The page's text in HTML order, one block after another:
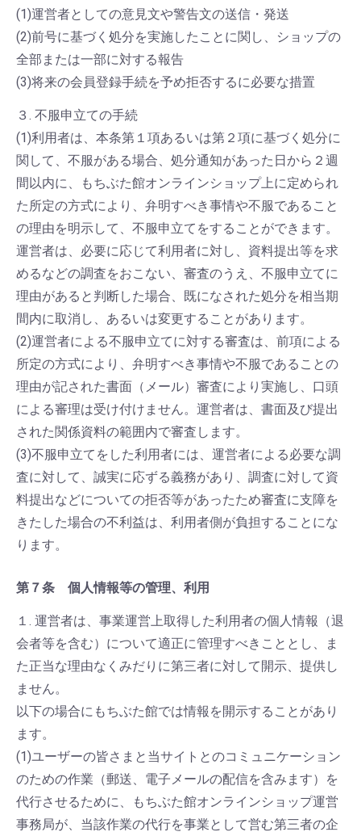
(1)運営者としての意見文や警告文の送信・発送
(2)前号に基づく処分を実施したことに関し、ショップの
全部または一部に対する報告
(3)将来の会員登録手続を予め拒否するに必要な措置
３. 不服申立ての手続
(1)利用者は、本条第１項あるいは第２項に基づく処分に
関して、不服がある場合、処分通知があった日から２週
間以内に、もちぶた館オンラインショップ上に定められ
た所定の方式により、弁明すべき事情や不服であること
の理由を明示して、不服申立てをすることができます。
運営者は、必要に応じて利用者に対し、資料提出等を求
めるなどの調査をおこない、審査のうえ、不服申立てに
理由があると判断した場合、既になされた処分を相当期
間内に取消し、あるいは変更することがあります。
(2)運営者による不服申立てに対する審査は、前項による
所定の方式により、弁明すべき事情や不服であることの
理由が記された書面（メール）審査により実施し、口頭
による審理は受け付けません。運営者は、書面及び提出
された関係資料の範囲内で審査します。
(3)不服申立てをした利用者には、運営者による必要な調
査に対して、誠実に応ずる義務があり、調査に対して資
料提出などについての拒否等があったため審査に支障を
きたした場合の不利益は、利用者側が負担することにな
ります。
第７条 個人情報等の管理、利用
１. 運営者は、事業運営上取得した利用者の個人情報（退
会者等を含む）について適正に管理すべきこととし、ま
た正当な理由なくみだりに第三者に対して開示、提供し
ません。
以下の場合にもちぶた館では情報を開示することがあり
ます。
(1)ユーザーの皆さまと当サイトとのコミュニケーション
のための作業（郵送、電子メールの配信を含みます）を
代行させるために、もちぶた館オンラインショップ運営
事務局が、当該作業の代行を事業として営む第三者の企